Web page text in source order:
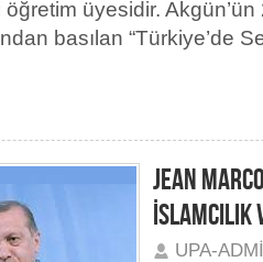
üyesidir. Akgün’ün
basılan “Türkiye’de
JEAN
İSLAMCILIK
UPA-